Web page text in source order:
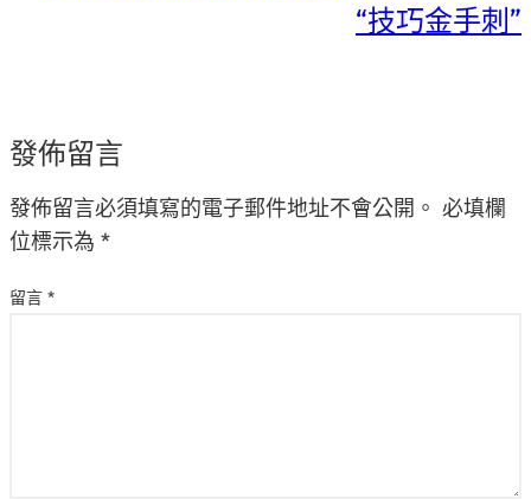
“技巧金手刺”
發佈留言
發佈留言必須填寫的電子郵件地址不會公開。 必填欄
位標示為 *
留言 *